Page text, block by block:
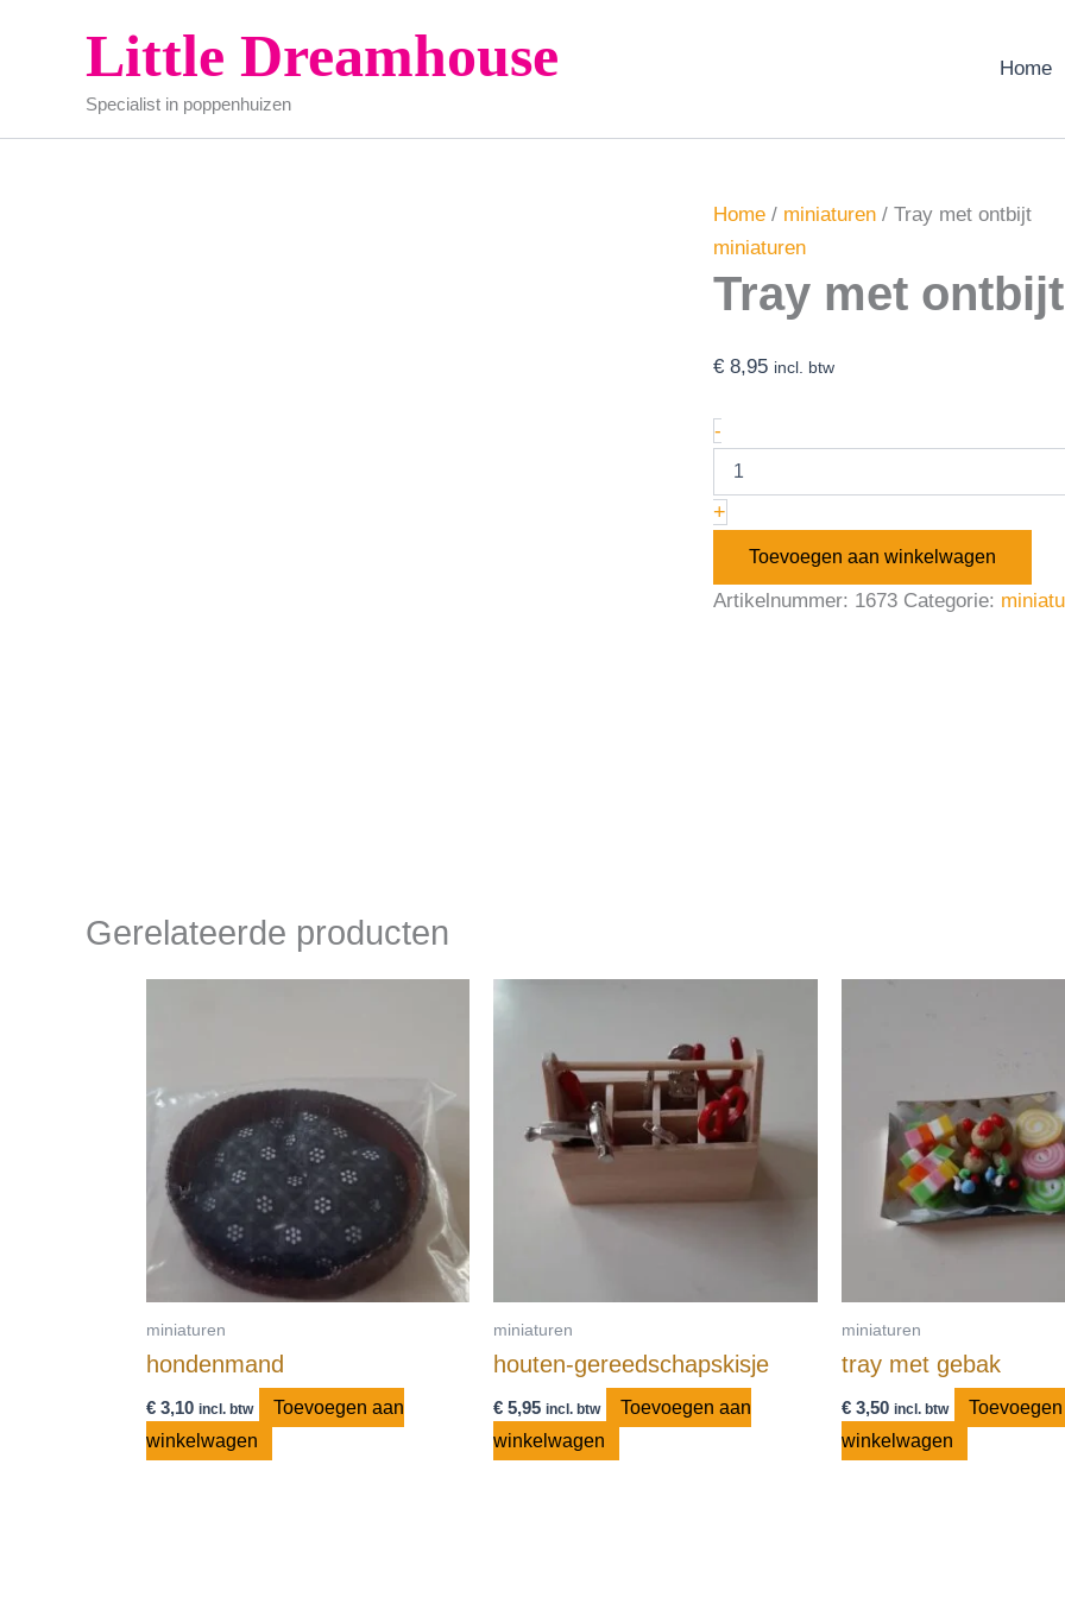
Little Dreamhouse
Specialist in poppenhuizen
Home
Home / miniaturen / Tray met ontbijt
miniaturen
Tray met ontbijt
€ 8,95 incl. btw
-
+
Toevoegen aan winkelwagen
Artikelnummer: 1673 Categorie:
Gerelateerde producten
miniaturen
hondenmand
€ 3,10 incl. btw
Toevoegen aan
winkelwagen
miniaturen
houten-gereedschapskisje
€ 5,95 incl. btw
Toevoegen aan
winkelwagen
miniaturen
tray met gebak
€3,50 incl. btw
winkelwagen